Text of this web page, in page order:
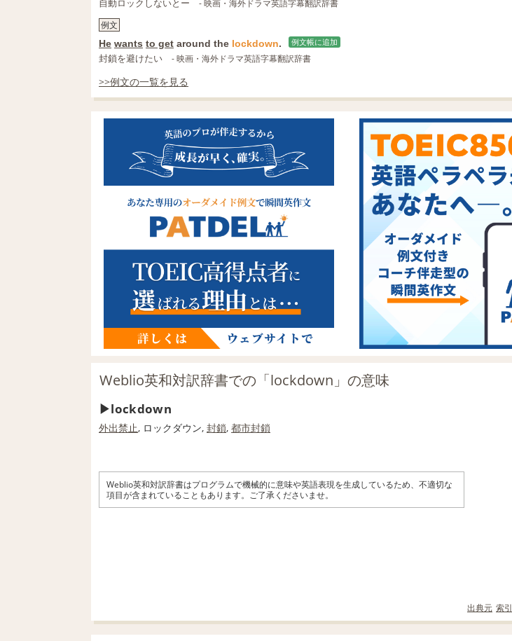
自動ロックしないとー
- 映画・海外ドラマ英語字幕翻訳辞書
例文
He wants to get around the lockdown. 例文帳に追加
封鎖を避けたい - 映画・海外ドラマ英語字幕翻訳辞書
>>例文の一覧を見る
Weblio英和対訳辞書での「lockdown」の意味
lockdown
外出禁止, ロックダウン, 封鎖, 都市封鎖
Weblio英和対訳辞書はプログラムで機械的に意味や英語表現を生成しているため、不適切な
項目が含まれていることもあります。ご了承くださいませ。
出典元 索引